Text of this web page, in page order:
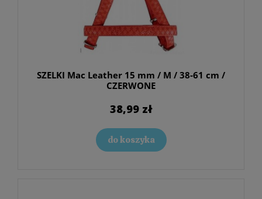
SZELKI Mac Leather 15 mm / M / 38-61 cm /
CZERWONE
38,99 zł
do koszyka